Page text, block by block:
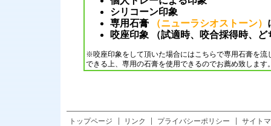
シリコーン印象
専用石膏
（ニューラシオストーン）
咬座印象 （試適時、咬合採得時、
※咬座印象をして頂いた場合にはこちらで専用石膏を流
できる上、専用の石膏を使用できるのでお薦め致します
トップページ リンク プライバシーポリシー サイト